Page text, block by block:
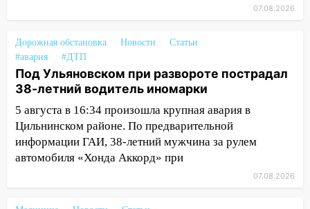
15:34 После вмешательства
прокуратуры в селах Ульяновской
области привели в порядок детские
площадки
15:27 Прокуратура проверяет
капремонт школы в селе Кивать
15:08 В Кузоватово после прокурорской
проверки обновили разметку на
07.08.2026
Дорожная обстановка Новости
Статьи
#авария
#ДТП
Под Ульяновском при развороте пострадал
38-летний водитель иномарки
5 августа в 16:34 произошла крупная авария в
Цильнинском районе. По предварительной
информации ГАИ, 38-летний мужчина за рулем
автомобиля «Хонда Аккорд» при
07.08.2026